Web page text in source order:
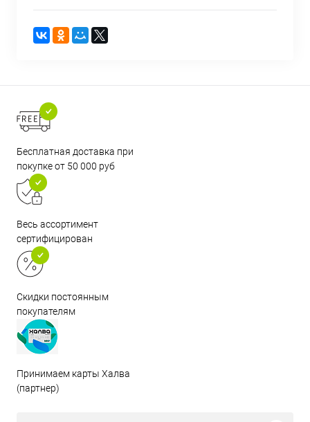
Бесплатная доставка при
покупке от 50 000 руб
Весь ассортимент
сертифицирован
Скидки постоянным
покупателям
Принимаем карты Халва
(партнер)